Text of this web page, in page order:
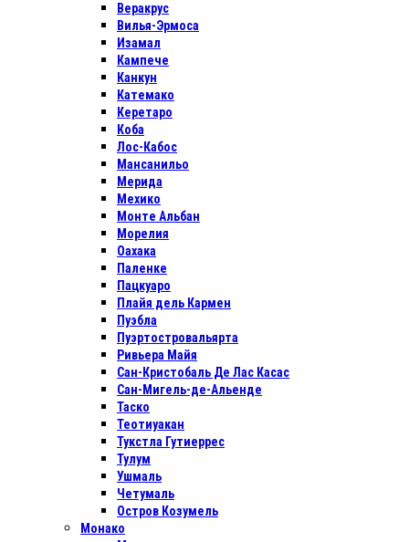
Веракрус
Вилья-Эрмоса
Изамал
Кампече
Канкун
Катемако
Керетаро
Коба
Лос-Кабос
Мансанильо
Мерида
Мехико
Монте Альбан
Морелия
Оахака
Паленке
Пацкуаро
Плайя дель Кармен
Пуэбла
Пуэртостровальярта
Ривьера Майя
Сан-Кристобаль Де Лас Касас
Сан-Мигель-де-Альенде
Таско
Теотиуакан
Тукстла Гутиеррес
Тулум
Ушмаль
Четумаль
Остров Козумель
Монако